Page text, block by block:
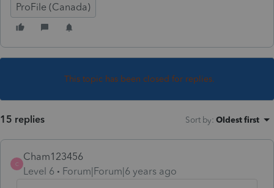
ProFile (Canada)
This topic has been closed for replies.
15 replies Sort by: Oldest first
C
Cham123456
Level 6
Forum|Forum|6 years ago